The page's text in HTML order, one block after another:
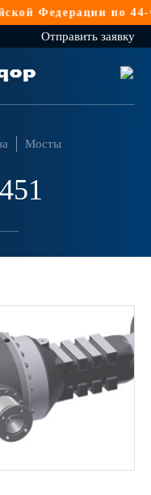
Федерации по 44-ФЗ
Отправить заявку
Мосты